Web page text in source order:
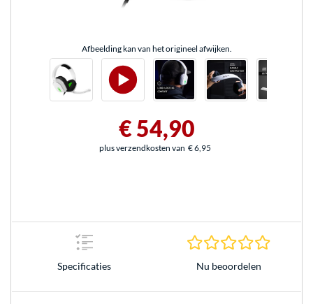
Afbeelding kan van het origineel afwijken.
€ 54,90
plus verzendkosten van € 6,95
Specificaties Nu beoordelen